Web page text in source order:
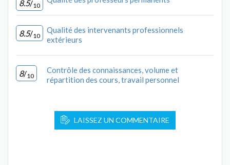
8.5/10
8.5/10
Qualité des intervenants professionnels
extérieurs
8/10
Contrôle des connaissances, volume et
répartition des cours, travail personnel
LAISSEZ UN COMMENTAIRE